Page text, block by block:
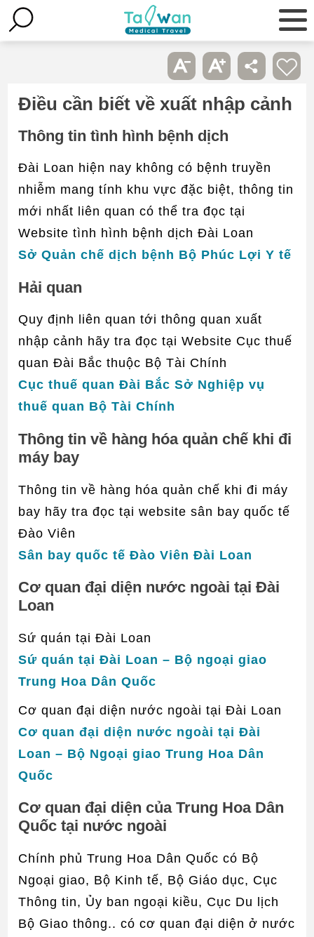
Điều cần biết về xuất nhập cảnh
Thông tin tình hình bệnh dịch
Đài Loan hiện nay không có bệnh truyền
nhiễm mang tính khu vực đặc biệt, thông tin
mới nhất liên quan có thể tra đọc tại
Website tình hình bệnh dịch Đài Loan
Sở Quản chế dịch bệnh Bộ Phúc Lợi Y tế
Hải quan
Quy định liên quan tới thông quan xuất
nhập cảnh hãy tra đọc tại Website Cục thuế
quan Đài Bắc thuộc Bộ Tài Chính
Cục thuế quan Đài Bắc Sở Nghiệp vụ
thuế quan Bộ Tài Chính
Thông tin về hàng hóa quản chế khi đi
máy bay
Thông tin về hàng hóa quản chế khi đi máy
bay hãy tra đọc tại website sân bay quốc tế
Đào Viên
Sân bay quốc tế Đào Viên Đài Loan
Cơ quan đại diện nước ngoài tại Đài
Loan
Sứ quán tại Đài Loan
Sứ quán tại Đài Loan – Bộ ngoại giao
Trung Hoa Dân Quốc
Cơ quan đại diện nước ngoài tại Đài Loan
Cơ quan đại diện nước ngoài tại Đài
Loan – Bộ Ngoại giao Trung Hoa Dân
Quốc
Cơ quan đại diện của Trung Hoa Dân
Quốc tại nước ngoài
Chính phủ Trung Hoa Dân Quốc có Bộ
Ngoại giao, Bộ Kinh tế, Bộ Giáo dục, Cục
Thông tin, Ủy ban ngoại kiều, Cục Du lịch
Bộ Giao thông.. có cơ quan đại diện ở nước